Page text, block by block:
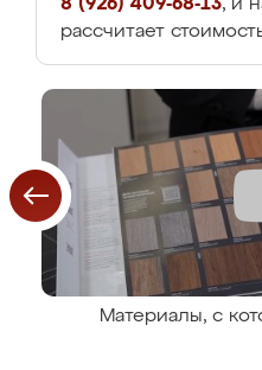
8 (926) 409-68-13, и
рассчитает
Материалы, с